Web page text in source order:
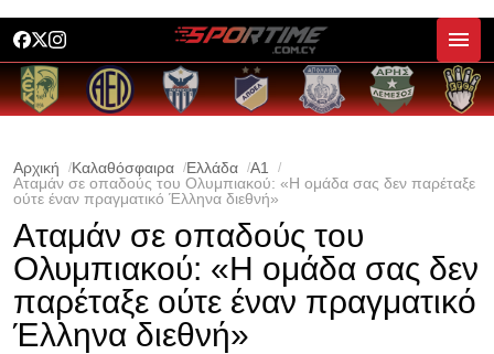
Αρχική Καλαθόσφαιρα Ελλάδα
A1
Αταμάν σε οπαδούς του Ολυμπιακού: «Η ομάδα σας δεν παρέταξε
ούτε έναν πραγματικό Έλληνα διεθνή»
Αταμάν σε οπαδούς του
Ολυμπιακού: «Η ομάδα σας δεν
παρέταξε ούτε έναν πραγματικό
Έλληνα διεθνή»